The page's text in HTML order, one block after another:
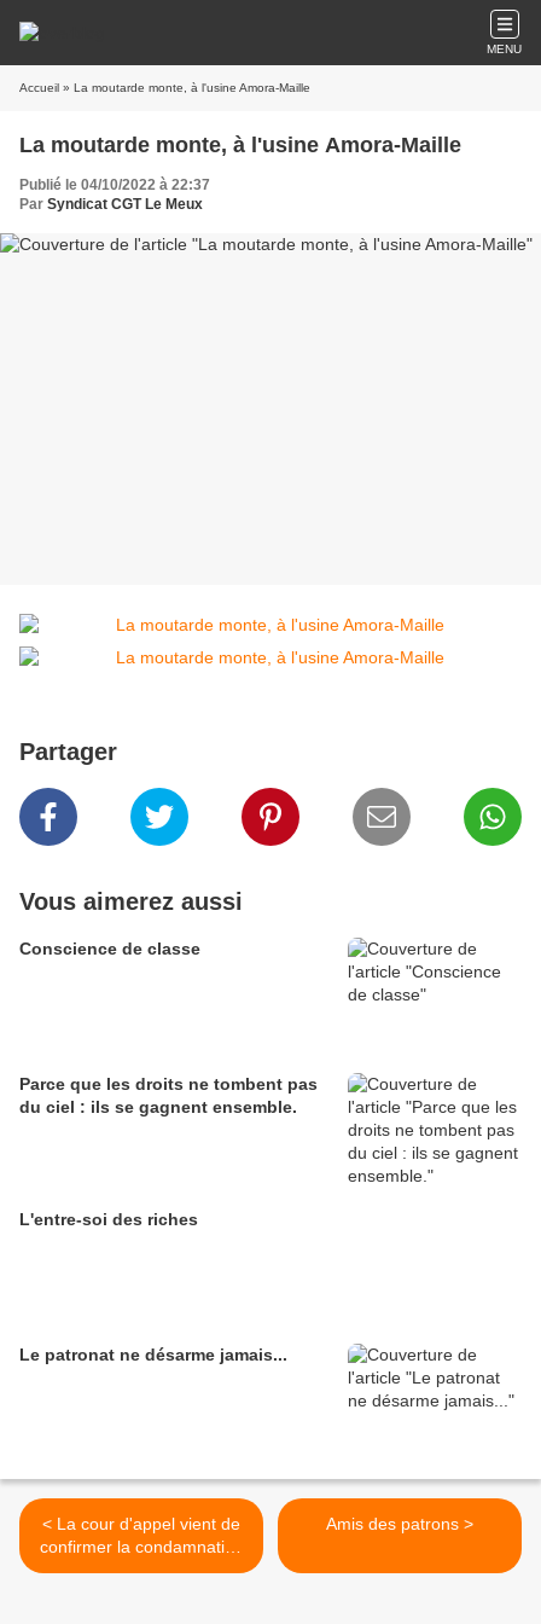
MENU
Accueil » La moutarde monte, à l'usine Amora-Maille
La moutarde monte, à l'usine Amora-Maille
Publié le 04/10/2022 à 22:37
Par Syndicat CGT Le Meux
Partager
Vous aimerez aussi
Conscience de classe
Parce que les droits ne tombent pas
du ciel : ils se gagnent ensemble.
L'entre-soi des riches
Le patronat ne désarme jamais...
< La cour d'appel vient de
confirmer la condamnation
de 4 des anciens dirigeants
Amis des patrons >